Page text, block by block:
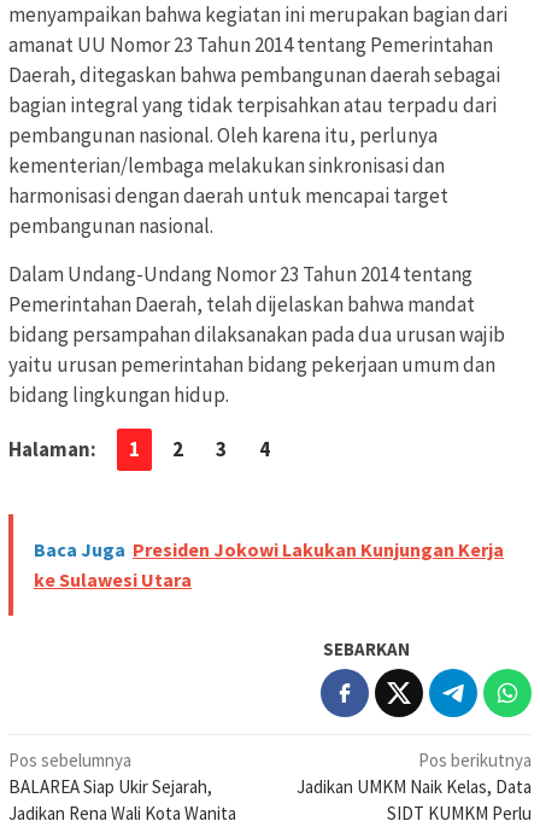
menyampaikan bahwa kegiatan ini merupakan bagian dari
amanat UU Nomor 23 Tahun 2014 tentang Pemerintahan
Daerah, ditegaskan bahwa pembangunan daerah sebagai
bagian integral yang tidak terpisahkan atau terpadu dari
pembangunan nasional. Oleh karena itu, perlunya
kementerian/lembaga melakukan sinkronisasi dan
harmonisasi dengan daerah untuk mencapai target
pembangunan nasional.
Dalam Undang-Undang Nomor 23 Tahun 2014 tentang
Pemerintahan Daerah, telah dijelaskan bahwa mandat
bidang persampahan dilaksanakan pada dua urusan wajib
yaitu urusan pemerintahan bidang pekerjaan umum dan
bidang lingkungan hidup.
Halaman: 1 2 3 4
Baca Juga Presiden Jokowi Lakukan Kunjungan Kerja
ke Sulawesi Utara
SEBARKAN
Navigasi
pos
Pos sebelumnya
BALAREA Siap Ukir Sejarah,
Jadikan Rena Wali Kota Wanita
Pos berikutnya
Jadikan UMKM Naik Kelas, Data
SIDT KUMKM Perlu